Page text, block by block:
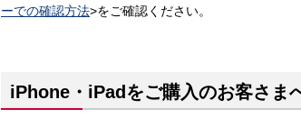
ーでの確認方法>をご確認ください。
iPhone・iPadをご購入のお客さま